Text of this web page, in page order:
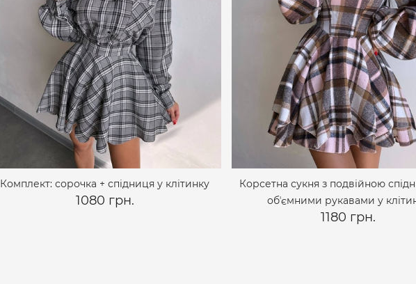
Комплект: сорочка + спідниця у клітинку
1080 грн.
Корсетна сукня з подвійною
обʼємними рукавами у
1180 грн.